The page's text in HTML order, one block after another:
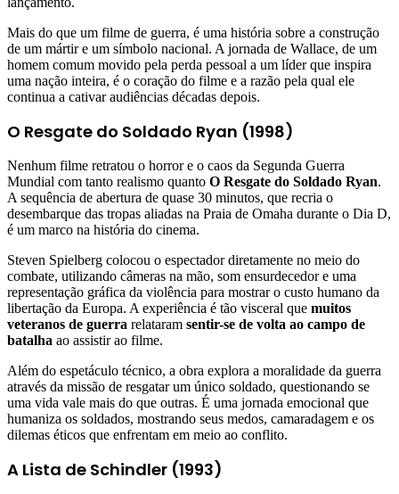
Mais do que um filme de guerra, é uma história sobre a construção
de um mártir e um símbolo nacional. A jornada de Wallace, de um
homem comum movido pela perda pessoal a um líder que inspira
uma nação inteira, é o coração do filme e a razão pela qual ele
continua a cativar audiências décadas depois.
O Resgate do Soldado Ryan (1998)
Nenhum filme retratou o horror e o caos da Segunda Guerra
Mundial com tanto realismo quanto O Resgate do Soldado Ryan.
A sequência de abertura de quase 30 minutos, que recria o
desembarque das tropas aliadas na Praia de Omaha durante o Dia D,
é um marco na história do cinema.
Steven Spielberg colocou o espectador diretamente no meio do
combate, utilizando câmeras na mão, som ensurdecedor e uma
representação gráfica da violência para mostrar o custo humano da
libertação da Europa. A experiência é tão visceral que muitos
veteranos de guerra relataram sentir-se de volta ao campo de
batalha ao assistir ao filme.
Além do espetáculo técnico, a obra explora a moralidade da guerra
através da missão de resgatar um único soldado, questionando se
uma vida vale mais do que outras. É uma jornada emocional que
humaniza os soldados, mostrando seus medos, camaradagem e os
dilemas éticos que enfrentam em meio ao conflito.
A Lista de Schindler (1993)